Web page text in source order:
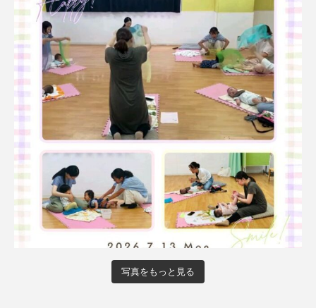
写真をもっと見る